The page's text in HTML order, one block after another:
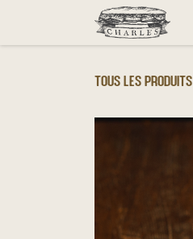
Se rendre au contenu
Tous les produits